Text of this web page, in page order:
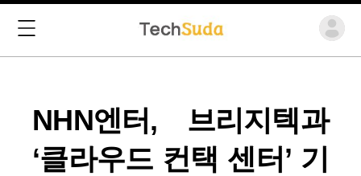
NHN엔터, 브리지텍과
‘클라우드 컨택 센터’ 기